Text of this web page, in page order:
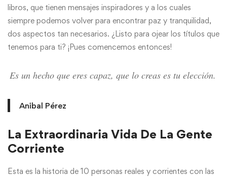
libros, que tienen mensajes inspiradores y a los cuales
siempre podemos volver para encontrar paz y tranquilidad,
dos aspectos tan necesarios. ¿Listo para ojear los títulos que
tenemos para ti? ¡Pues comencemos entonces!
Es un hecho que eres capaz, que lo creas es tu elección.
Anibal Pérez
La Extraordinaria Vida De La Gente
Corriente
Esta es la historia de 10 personas reales y corrientes con las